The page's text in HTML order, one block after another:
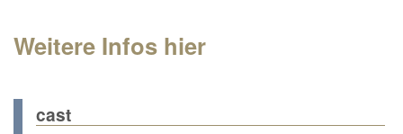
Weitere Infos hier
cast